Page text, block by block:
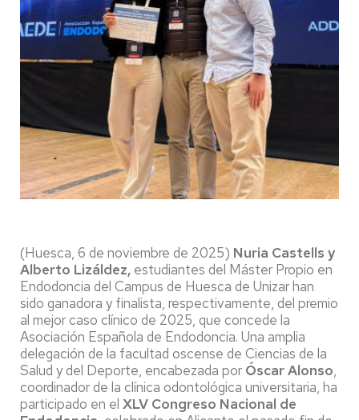
(Huesca, 6 de noviembre de 2025) Nuria Castells y
Alberto Lizáldez, estudiantes del Máster Propio en
Endodoncia del Campus de Huesca de Unizarhan
sido ganadora y finalista, respectivamente, del premio
al mejor caso clínico de 2025, que concede la
Asociación Española de Endodoncia. Una amplia
delegación de la facultad oscense de Ciencias de la
Salud y del Deporte, encabezada por Óscar Alonso,
coordinador de la clínica odontológica universitaria, ha
participado en el XLV Congreso Nacional de